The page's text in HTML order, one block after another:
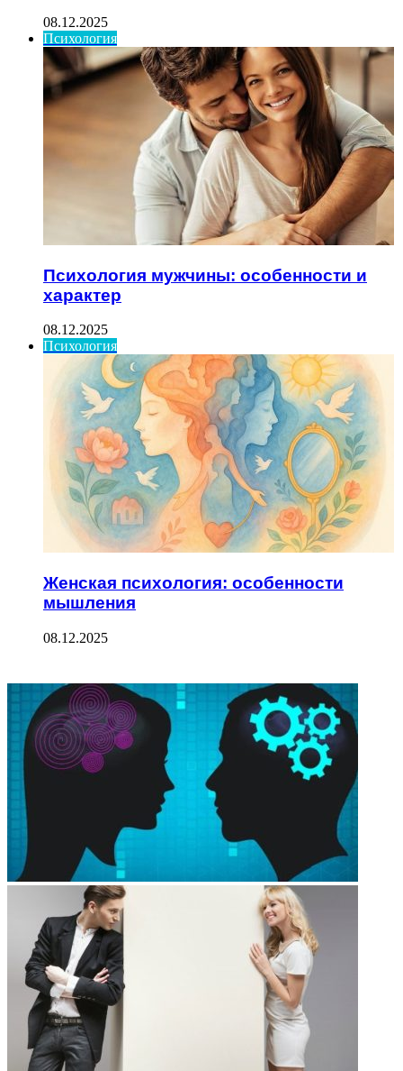
08.12.2025
Психология
Психология мужчины: особенности и
характер
08.12.2025
Психология
Женская психология: особенности
мышления
08.12.2025